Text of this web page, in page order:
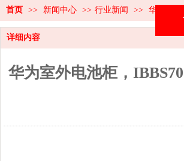
首页 >> 新闻中心 >> 行业新闻 >> 华为室外
详细内容
华为室外电池柜，
华为室外